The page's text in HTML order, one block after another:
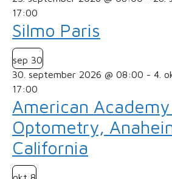
17:00
Silmo Paris
sep 30
30. september 2026 @ 08:00 - 4.
17:00
American
Optometry,
California